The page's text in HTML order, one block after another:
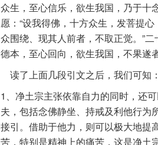
众生，至心信乐，欲生我国，乃于十
愿：“设我得佛，十方众生，发菩提
众围绕、现其人前者，不取正觉。”
德本，至心回向，欲生我国，不果遂
读了上面几段引文之后，我们可知：
1、净土宗主张依靠自力的同时，还
夫，包括念佛静坐、持戒及利他行为
接引。借助于他力，则可以极大地提
苦，特别是精神上的痛苦，这是净土